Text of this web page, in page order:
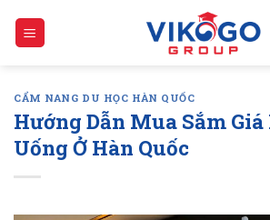
CẨM NANG DU HỌC HÀN QUỐC
Hướng Dẫn Mua Sắm Giá
Uống Ở Hàn Quốc